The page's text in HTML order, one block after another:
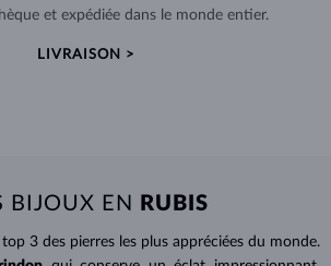
et expédiée dans le monde entier.
LIVRAISON >
BIJOUX EN RUBIS
3 des pierres les plus appréciées du monde.